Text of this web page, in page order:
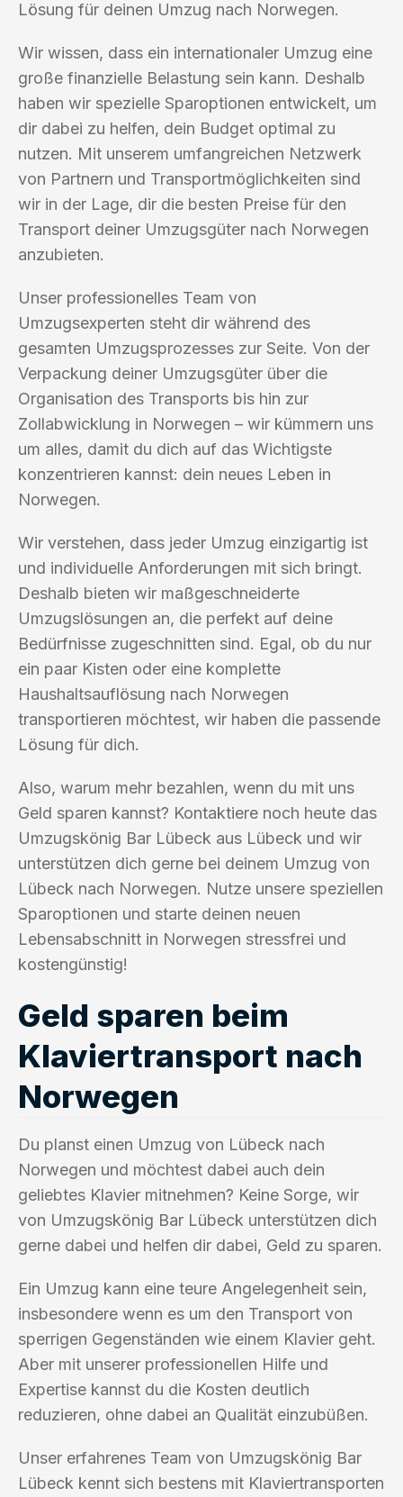
Lösung für deinen Umzug nach Norwegen.
Wir wissen, dass ein internationaler Umzug eine
große finanzielle Belastung sein kann. Deshalb
haben wir spezielle Sparoptionen entwickelt, um
dir dabei zu helfen, dein Budget optimal zu
nutzen. Mit unserem umfangreichen Netzwerk
von Partnern und Transportmöglichkeiten sind
wir in der Lage, dir die besten Preise für den
Transport deiner Umzugsgüter nach Norwegen
anzubieten.
Unser professionelles Team von
Umzugsexperten steht dir während des
gesamten Umzugsprozesses zur Seite. Von der
Verpackung deiner Umzugsgüter über die
Organisation des Transports bis hin zur
Zollabwicklung in Norwegen – wir kümmern uns
um alles, damit du dich auf das Wichtigste
konzentrieren kannst: dein neues Leben in
Norwegen.
Wir verstehen, dass jeder Umzug einzigartig ist
und individuelle Anforderungen mit sich bringt.
Deshalb bieten wir maßgeschneiderte
Umzugslösungen an, die perfekt auf deine
Bedürfnisse zugeschnitten sind. Egal, ob du nur
ein paar Kisten oder eine komplette
Haushaltsauflösung nach Norwegen
transportieren möchtest, wir haben die passende
Lösung für dich.
Also, warum mehr bezahlen, wenn du mit uns
Geld sparen kannst? Kontaktiere noch heute das
Umzugskönig Bar Lübeck aus Lübeck und wir
unterstützen dich gerne bei deinem Umzug von
Lübeck nach Norwegen. Nutze unsere speziellen
Sparoptionen und starte deinen neuen
Lebensabschnitt in Norwegen stressfrei und
kostengünstig!
Geld sparen beim
Klaviertransport nach
Norwegen
Du planst einen Umzug von Lübeck nach
Norwegen und möchtest dabei auch dein
geliebtes Klavier mitnehmen? Keine Sorge, wir
von Umzugskönig Bar Lübeck unterstützen dich
gerne dabei und helfen dir dabei, Geld zu sparen.
Ein Umzug kann eine teure Angelegenheit sein,
insbesondere wenn es um den Transport von
sperrigen Gegenständen wie einem Klavier geht.
Aber mit unserer professionellen Hilfe und
Expertise kannst du die Kosten deutlich
reduzieren, ohne dabei an Qualität einzubüßen.
Unser erfahrenes Team von Umzugskönig Bar
Lübeck kennt sich bestens mit Klaviertransporten